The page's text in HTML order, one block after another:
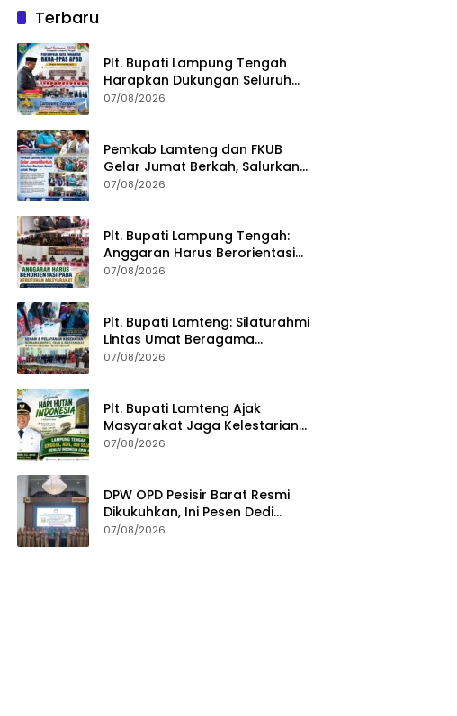
Terbaru
Plt. Bupati Lampung Tengah
Harapkan Dukungan Seluruh
Pimpinan DPRD Bahas RKUA-
07/08/2026
Pemkab Lamteng dan FKUB
Gelar Jumat Berkah, Salurkan
Bantuan Sosial untuk Warga
07/08/2026
Plt. Bupati Lampung Tengah:
Anggaran Harus Berorientasi
pada Kebutuhan Masyarakat
07/08/2026
Plt. Bupati Lamteng: Silaturahmi
Lintas Umat Beragama
Menjaga Kondusivitas Daerah
07/08/2026
Plt. Bupati Lamteng Ajak
Masyarakat Jaga Kelestarian
Alam pada Peringatan Hari
07/08/2026
DPW OPD Pesisir Barat Resmi
Dikukuhkan, Ini Pesen Dedi
Irawan
07/08/2026